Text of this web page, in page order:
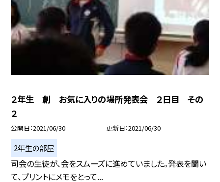
２年生 創 お気に入りの場所発表会 ２日目 その
２
公開日 2021/06/30 更新日 2021/06/30
2年生の部屋
司会の生徒が、会をスムーズに進めていました。発表を聞い
て、プリントにメモをとって...